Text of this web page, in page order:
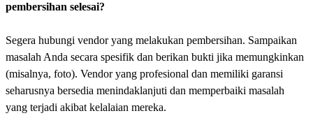
pembersihan selesai?
Segera hubungi vendor yang melakukan pembersihan. Sampaikan
masalah Anda secara spesifik dan berikan bukti jika memungkinkan
(misalnya, foto). Vendor yang profesional dan memiliki garansi
seharusnya bersedia menindaklanjuti dan memperbaiki masalah
yang terjadi akibat kelalaian mereka.